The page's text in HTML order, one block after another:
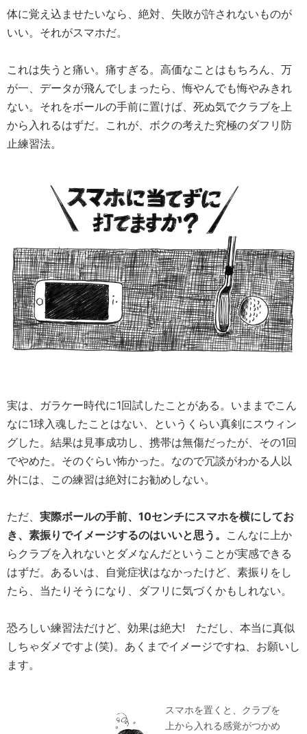
体に覚え込ませたいなら、絶対、失敗が許されないものが
いい。それがスマホだ。
これは失うと痛い。痛すぎる。高価なことはもちろん、万
が一、データが飛んでしまったら、悔やんでも悔やみきれ
ない。それをボールの手前に置けば、死ぬ気でクラブを上
から入れるはずだ。これが、ボクの考えた究極のダフリ防
止練習法。
実は、ガラケー時代に1回試したことがある。いままでこん
なに1球入魂したことはない、というくらい真剣にスウィン
グした。結果は見事成功し、携帯は無傷だったが、その1回
でやめた。そのぐらい怖かった。なので冗談がわかる人以
外には、この練習は絶対にお勧めしない。
ただ、 実際ボールの手前、10センチにスマホを横にしてお
き、素振りでイメージするのはいいと思う。 こんなに上か
らクラブを入れないとダメなんだということが実感できる
はずだ。あるいは、自覚症状はなかったけど、素振りをし
たら、当たりそうになり、ダフリに気づくかもしれない。
恐ろしい練習法だけど、効果は絶大! ただし、本当に真似
しちゃダメですよ(笑)。あくまでイメージですね、お願いし
ます。
スマホを置くと、クラブを
上から入れる感覚がつかめ